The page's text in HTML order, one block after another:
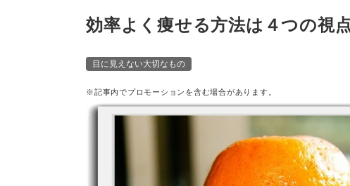
効率よく痩せる方法は４つの視
目に見えない大切なもの
※記事内でプロモーションを含む場合があります。